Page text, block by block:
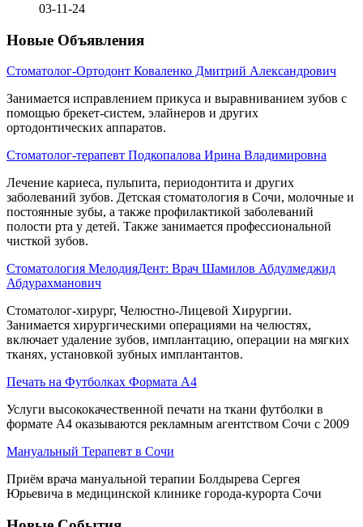
03-11-24
Новые Объявления
Стоматолог-Ортодонт Коваленко Дмитрий Александрович
Занимается исправлением прикуса и выравниванием зубов с
помощью брекет-систем, элайнеров и других
ортодонтических аппаратов.
Стоматолог-терапевт Подкопалова Ирина Владимировна
Лечение кариеса, пульпита, периодонтита и других
заболеваний зубов. Детская стоматология в Сочи, молочные и
постоянные зубы, а также профилактикой заболеваний
полости рта у детей. Также занимается профессиональной
чисткой зубов.
Стоматология МелодияДент: Врач Шамилов Абдулмеджид
Абдурахманович
Стоматолог-хирург, Челюстно-Лицевой Хирургии.
Занимается хирургическими операциями на челюстях,
включает удаление зубов, имплантацию, операции на мягких
тканях, установкой зубных имплантантов.
Печать на Футболках Формата А4
Услуги высококачественной печати на ткани футболки в
формате А4 оказываются рекламным агентством Сочи с 2009
Мануальный Терапевт в Сочи
Приём врача мануальной терапии Болдырева Сергея
Юрьевича в медицинской клинике города-курорта Сочи